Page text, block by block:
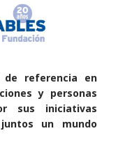
de referencia en
y personas
sus iniciativas
un mundo